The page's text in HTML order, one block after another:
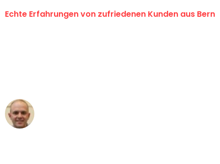
Echte Erfahrungen von zufriedenen Kunden aus Bern